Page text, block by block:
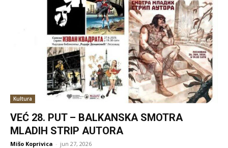
Kultura
VEĆ 28. PUT – BALKANSKA SMOTRA
MLADIH STRIP AUTORA
Mišo Koprivica - jun 27, 2026